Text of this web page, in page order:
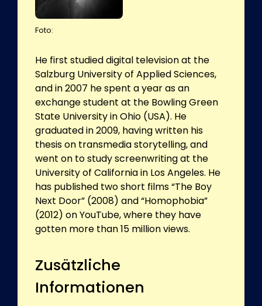
Foto:
He first studied digital television at the
Salzburg University of Applied Sciences,
and in 2007 he spent a year as an
exchange student at the Bowling Green
State University in Ohio (USA). He
graduated in 2009, having written his
thesis on transmedia storytelling, and
went on to study screenwriting at the
University of California in Los Angeles. He
has published two short films “The Boy
Next Door” (2008) and “Homophobia”
(2012) on YouTube, where they have
gotten more than 15 million views.
Zusätzliche
Informationen